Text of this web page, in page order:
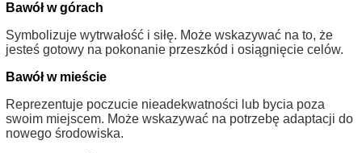
Bawół w górach
Symbolizuje wytrwałość i siłę. Może wskazywać na to, że
jesteś gotowy na pokonanie przeszkód i osiągnięcie celów.
Bawół w mieście
Reprezentuje poczucie nieadekwatności lub bycia poza
swoim miejscem. Może wskazywać na potrzebę adaptacji do
nowego środowiska.